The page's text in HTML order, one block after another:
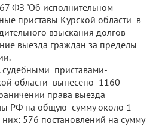
67 ФЗ "Об исполнительном
приставы Курской области в
взыскания долгов
выезда граждан за пределы
судебными приставами-
области вынесено 1160
права выезда
РФ на общую сумму около 1
576 постановлений на сумму